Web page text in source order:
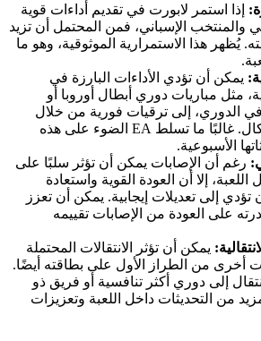
إذا استمر لابورت في تقديم أداءات قوية
الإسباني، فمن المحتمل أن تزيد
يُظهر هذا الاستمرارية الموثوقية، وهو ما
يمكن أن تؤدي الأداءات البارزة في
مثل مباريات دوري أبطال أوروبا أو
في الدوري، إلى ترقيات فورية من خلال
بطاقات في الأشكال. غالبًا ما تسلط EA الضوء على هذه
الأسبوعية.
رغم أن الإصابات يمكن أن تؤثر سلبًا على
إلا أن العودة القوية واستعادة
إلى تعديلات إيجابية. يمكن أن تعزز
على العودة من الإصابات تقييمه
يمكن أن تؤثر الانتقالات المحتملة
أخرى من الطراز الأول على بطاقته أيضًا.
إلى دوري أكثر تنافسية أو فريق ذو
من التحديثات داخل اللعبة وتعزيزات